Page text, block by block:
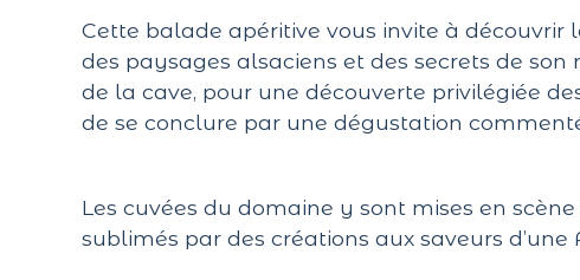
Cette balade apéritive vous invite à découvrir
des paysages alsaciens et des secrets de son
de la cave, pour une découverte privilégiée
de se conclure par une dégustation
Les cuvées du domaine y sont mises en
sublimés par des créations aux saveurs d’une